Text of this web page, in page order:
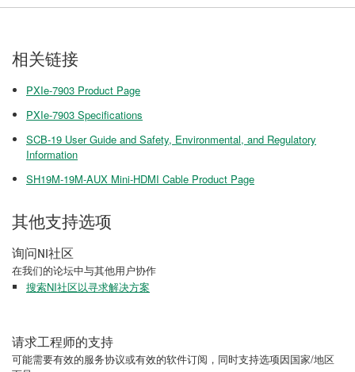
相关链接
PXIe-7903 Product Page
PXIe-7903 Specifications
SCB-19 User Guide and Safety, Environmental, and Regulatory
Information
SH19M-19M-AUX Mini-HDMI Cable Product Page
其他支持选项
询问NI社区
在我们的论坛中与其他用户协作
搜索NI社区以寻求解决方案
请求工程师的支持
可能需要有效的服务协议或有效的软件订阅，同时支持选项因国家/地区